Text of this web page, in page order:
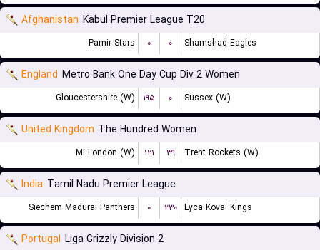
Afghanistan Kabul Premier League T20
Pamir Stars ۰ ۰ Shamshad Eagles
England Metro Bank One Day Cup Div 2 Women
Gloucestershire (W) ۱۹۵ ۰ Sussex (W)
United Kingdom The Hundred Women
MI London (W) ۱۲۱ ۳۹ Trent Rockets (W)
India Tamil Nadu Premier League
Siechem Madurai Panthers ۰ ۲۳۰ Lyca Kovai Kings
Portugal Liga Grizzly Division 2